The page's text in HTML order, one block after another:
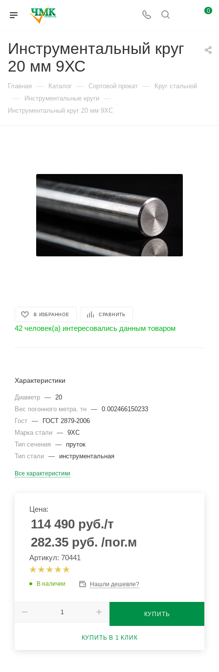
0
Инструментальный круг
20 мм 9ХС
Главная — Каталог — Сортовой прокат — Круг стальной
— Инструментальные круги —
Инструментальный круг 20 мм 9ХС
В ИЗБРАННОЕ СРАВНИТЬ
42 человек(а) интересовались данным товаром
Характеристики
Диаметр — 20
Вес погонного метра. тн — 0.002466150233
Гост —
ГОСТ 2879-2006
Марка стали — 9ХС
Тип сечения
—
пруток
Тип стали — инструментальная
Все характеристики
Цена:
114 490 руб./т
282.35 руб. /пог.м
Артикул: 70441
В наличии Нашли дешевле?
КУПИТЬ
КУПИТЬ В 1 КЛИК